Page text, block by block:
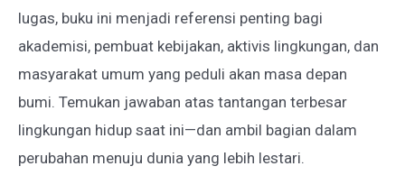
lugas, buku ini menjadi referensi penting bagi
akademisi, pembuat kebijakan, aktivis lingkungan, dan
masyarakat umum yang peduli akan masa depan
bumi. Temukan jawaban atas tantangan terbesar
lingkungan hidup saat ini—dan ambil bagian dalam
perubahan menuju dunia yang lebih lestari.